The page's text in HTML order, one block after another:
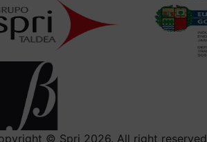
© Spri 2026. All right reserved